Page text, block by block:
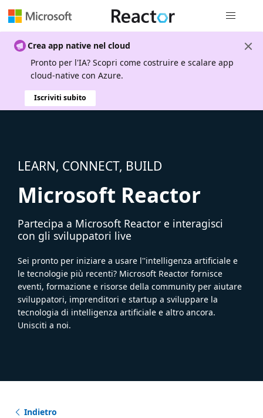
Crea app native nel cloud
Pronto per l'IA? Scopri come costruire e scalare app
cloud-native con Azure.
Iscriviti subito
LEARN, CONNECT, BUILD
Microsoft Reactor
Partecipa a Microsoft Reactor e interagisci
con gli sviluppatori live
Sei pronto per iniziare a usare l''intelligenza artificiale e
le tecnologie più recenti? Microsoft Reactor fornisce
eventi, formazione e risorse della community per aiutare
sviluppatori, imprenditori e startup a sviluppare la
tecnologia di intelligenza artificiale e altro ancora.
Unisciti a noi.
Indietro